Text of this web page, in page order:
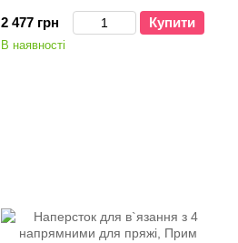
2 477 грн Купити
В наявності